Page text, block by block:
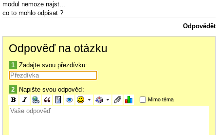
modul nemoze najst...
co to mohlo odpisat ?
Odpovědět
Odpověď na otázku
1 Zadajte svou přezdívku:
2 Napište svou odpověď:
Mimo téma